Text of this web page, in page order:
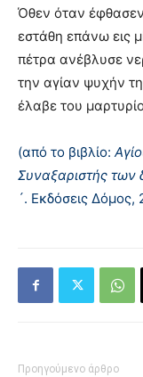
Όθεν όταν έφθασεν
εστάθη επάνω εις
πέτρα ανέβλυσε
την αγίαν ψυχήν
έλαβε του
(από το βιβλίο:
Συναξαριστής των
´. Εκδόσεις Δόμος,
Προηγούμενο άρθρο